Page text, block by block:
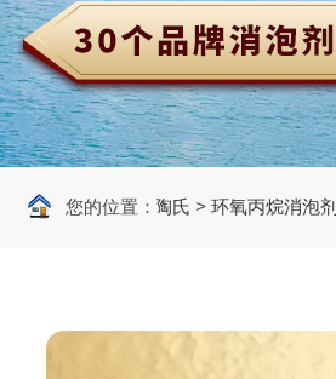
您的位置：
原装进口消泡剂> 陶氏 > 环氧丙烷消泡剂